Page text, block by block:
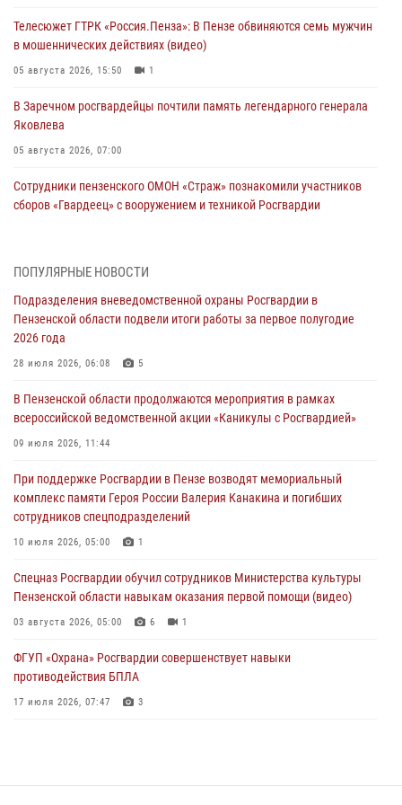
Телесюжет ГТРК «Россия.Пенза»: В Пензе обвиняются семь мужчин
в мошеннических действиях (видео)
05 августа 2026, 15:50 1
В Заречном росгвардейцы почтили память легендарного генерала
Яковлева
05 августа 2026, 07:00
Сотрудники пензенского ОМОН «Страж» познакомили участников
сборов «Гвардеец» с вооружением и техникой Росгвардии
В Пензе сотрудники Росгвардии оказали помощь
05 августа 2026, 04:00
В Пензе при силовой поддержке Росгвардии пресечена
деятельность ОПГ, маскировавшейся под реабилитационный центр
4
В Управлении Росгвардии по Пензенской области подвели итоги
04 августа 2026, 06:08
Росгвардия обеспечила безопасность праздничных мероприятий в
День ВДВ в Пензе
ПОПУЛЯРНЫЕ НОВОСТИ
Подразделения вневедомственной охраны Росгвардии в
Пензенской области подвели итоги работы за первое полугодие
2026 года
28 июля 2026, 06:08 5
В Пензенской области продолжаются мероприятия в рамках
всероссийской ведомственной акции «Каникулы с Росгвардией»
09 июля 2026, 11:44
При поддержке Росгвардии в Пензе возводят мемориальный
комплекс памяти Героя России Валерия Канакина и погибших
сотрудников спецподразделений
10 июля 2026, 05:00 1
Спецназ Росгвардии обучил сотрудников Министерства культуры
Пензенской области навыкам оказания первой помощи (видео)
03 августа 2026, 05:00 6 1
ФГУП «Охрана» Росгвардии совершенствует навыки
противодействия БПЛА
17 июля 2026, 07:47 3